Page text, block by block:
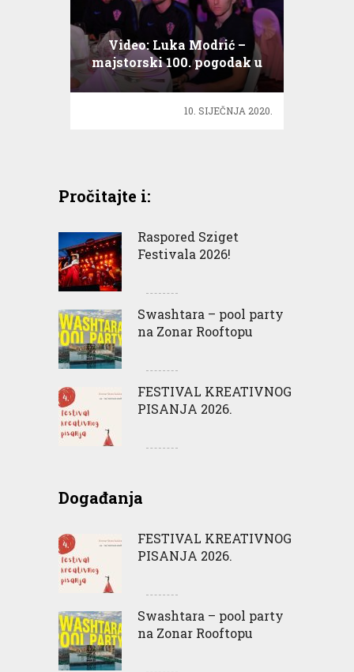
Video: Luka Modrić –
majstorski 100. pogodak u
karijeri
10. SIJEČNJA 2020.
Pročitajte i:
Raspored Sziget
Festivala 2026!
Swashtara – pool party
na Zonar Rooftopu
FESTIVAL KREATIVNOG
PISANJA 2026.
Događanja
FESTIVAL KREATIVNOG
PISANJA 2026.
Swashtara – pool party
na Zonar Rooftopu